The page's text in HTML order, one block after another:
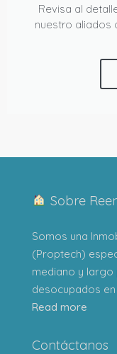
Revisa al
nuestro aliados
Sobre
Somos una
(Proptech)
mediano y largo
desocupados en
Read more
Contáctanos